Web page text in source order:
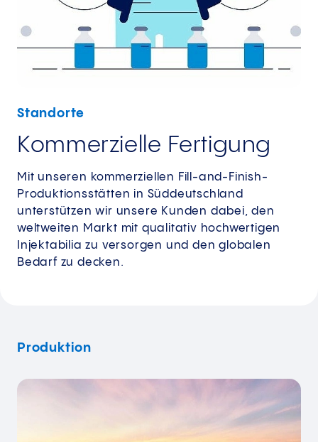
Standorte
Kommerzielle Fertigung
Mit unseren kommerziellen Fill-and-Finish-
Produktionsstätten in Süddeutschland
unterstützen wir unsere Kunden dabei, den
weltweiten Markt mit qualitativ hochwertigen
Injektabilia zu versorgen und den globalen
Bedarf zu decken.
Produktion